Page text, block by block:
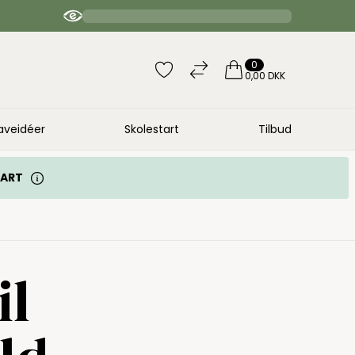
4.9 / 5 anbefaler | 20.000 bedømmelser
0
0,00 DKK
Skolestart Tilbud